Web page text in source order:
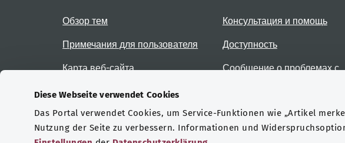
Diese Webseite verwendet Cookies
Das Portal verwendet Cookies, um Service-Funktionen wie „Artikel
Nutzung der Seite zu verbessern. Informationen und
Обзор тем
Примечания для пользователя
Карта веб-сайта
Консультация и помощь
Доступность
Сообщение о проблемах с
Сертификаты